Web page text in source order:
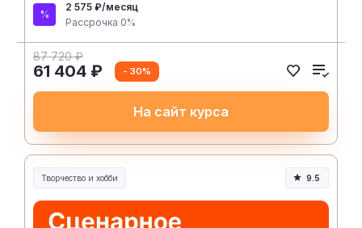
2 575 ₽/месяц
Рассрочка 0%
87 720 ₽
61 404 ₽ - 30%
На сайт курса
Творчество и хобби
Творчество, контент и хобби
9.5